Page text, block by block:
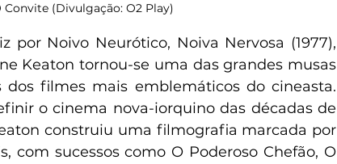
(Divulgação: O2 Play)
por Noivo Neurótico, Noiva Nervosa (1977),
Keaton tornou-se uma das grandes musas
filmes mais emblemáticos do cineasta.
o cinema nova-iorquino das décadas de
construiu uma filmografia marcada por
com sucessos como O Poderoso Chefão, O